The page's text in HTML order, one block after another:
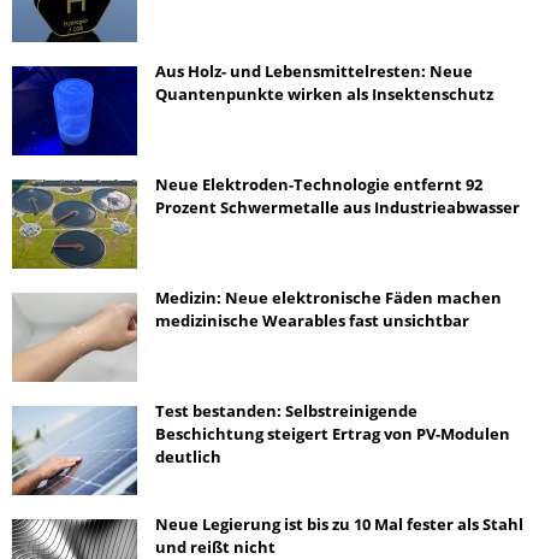
Aus Holz- und Lebensmittelresten: Neue
Quantenpunkte wirken als Insektenschutz
Neue Elektroden-Technologie entfernt 92
Prozent Schwermetalle aus Industrieabwasser
Medizin: Neue elektronische Fäden machen
medizinische Wearables fast unsichtbar
Test bestanden: Selbstreinigende
Beschichtung steigert Ertrag von PV-Modulen
deutlich
Neue Legierung ist bis zu 10 Mal fester als Stahl
und reißt nicht